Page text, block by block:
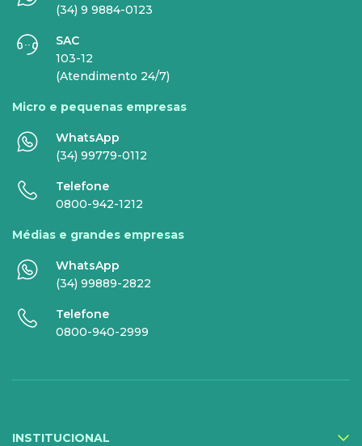
EMPRESAS
INTERNET
Internet Fibra
Comunicação de Dados
Super Wi-Fi
Internet Essence
SERVIÇOS
DIGITAIS
Compartilhe Energia
Exa Segurança
(34) 9 9884-0123
SAC
103-12
(Atendimento 24/7)
Micro e pequenas empresas
WhatsApp
(34) 99779-0112
Telefone
0800-942-1212
Médias e grandes empresas
WhatsApp
(34) 99889-2822
Telefone
0800-940-2999
INSTITUCIONAL